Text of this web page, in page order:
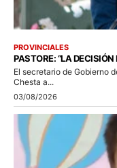
PROVINCIALES
PASTORE: “LA
El secretario de Gobierno
Chesta a...
03/08/2026